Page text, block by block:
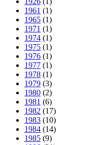
1961 (1)
1965 (1)
1971 (1)
1974 (1)
1975 (1)
1976 (1)
1977 (1)
1978 (1)
1979 (3)
1980 (2)
1981 (6)
1982 (17)
1983 (10)
1984 (14)
1985 (9)